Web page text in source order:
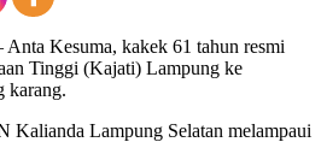
Anta Kesuma, kakek 61 tahun resmi
Tinggi (Kajati) Lampung ke
karang.
Kalianda Lampung Selatan melampaui